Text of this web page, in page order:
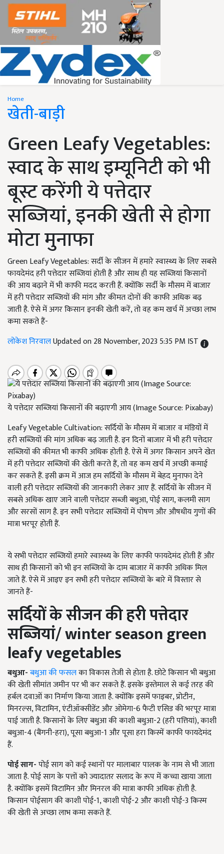
Home
खेती-बाड़ी
Green Leafy Vegetables:
स्वाद के साथ इम्यूनिटी को भी
बूस्ट करेंगी ये पत्तेदार
सब्जियां, इनकी खेती से होगा
मोटा मुनाफा
Green Leafy Vegetables: सर्दी के सीजन में हमारे स्वास्थ्य के लिए सबसे
फायदेमंद हरी पत्तेदार सब्जियां होती है और साथ ही यह सब्जियां किसानों
की आय बढ़ाने में भी काफी मदद करती हैं. क्योंकि सर्दी के मौसम में बाजार
में हरी पत्तेदार सब्जियों की मांग और कीमत दोनों की काफी अधिक बढ़
जाती है. ऐसे में अगर किसान इनकी खेती करें, तो वह कम खर्च में अच्छा लाभ
कमा सकते हैं-
लोकेश निरवालUpdated on 28 November, 2023 5:35 PM IST
ये पत्तेदार सब्जियां किसानों की बढ़ाएगी आय (Image Source: Pixabay)
Leafy Vegetable Cultivation: सर्दियों के मौसम में बाजार व मंडियों में
हरी सब्जियों की मांग अधिक बढ़ जाती है. इन दिनों बाजार में भी हरी पत्तेदार
सब्जियों की कीमत भी काफी अधिक होती है. ऐसे में अगर किसान अपने खेत
में हरी पत्तेदार सब्जियों की खेती करते हैं, तो वह कम खर्च में अच्छी कमाई
कर सकते हैं. इसी क्रम में आज हम सर्दियों के मौसम में बेहद मुनाफा देने
वाली हरी पत्तेदार सब्जियों की जानकारी लेकर आए हैं. सर्दियों के सीजन में
सबसे अधिक खाए जाने वाली पत्तेदार सब्जी बथुआ, पोई साग, कलमी साग
और सरसों साग है. इन सभी पत्तेदार सब्जियों में पोषण और औषधीय गुणों की
मात्रा भरपूर होती हैं.
ये सभी पत्तेदार सब्जियों हमारे स्वास्थ्य के लिए काफी फायदेमंद होती हैं और
साथ ही किसानों को भी इन सब्जियों के दाम बाजार में काफी अधिक मिल
जाते हैं. ऐसे में आइए इन सभी हरी पत्तेदार सब्जियों के बारे में विस्तार से
जानते हैं-
सर्दियों के सीजन की हरी पत्तेदार
सब्जियां/winter season green
leafy vegetables
बथुआ-बथुआ की फसलका विकास तेजी से होता है. छोटे किसान भी बथुआ
की खेती सीमांत जमीन पर भी कर सकते हैं. इसके इस्तेमाल से कई तरह की
हर्बल दवाओं का निर्माण किया जाता है. क्योंकि इसमें फाइबर, प्रोटीन,
मिनरल्स, विटामिन, एंटीऑक्सीडेंट और ओमेगा-6 फैटी एसिड की भरपूर मात्रा
पाई जाती है. किसानों के लिए बथुआ की काशी बथुआ-2 (हरी पत्तियां), काशी
बथुआ-4 (बैंगनी-हरा), पूसा बथुआ-1 और पूसा हरा किस्में काफी फायदेमंद
हैं.
पोई साग-पोई साग को कई स्थानों पर मालाबार पालक के नाम से भी जाता
जाता है. पोई साग के पत्तों को ज्यादातर सलाद के रूप में कच्चा खाया जाता
है. क्योंकि इसमें विटामिन और मिनरल की मात्रा काफी अधिक होती है.
किसान पोईसाग की काशी पोई-1, काशी पोई-2 और काशी पोई-3 किस्म
की खेतीसे अच्छा लाभ कमा सकते हैं.